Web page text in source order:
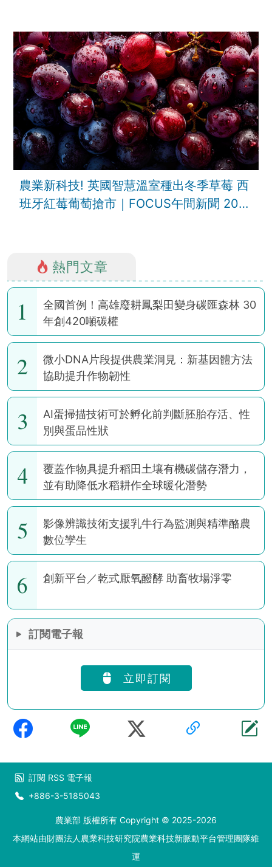
農業新科技! 英國智慧溫室種出冬季草莓 西
班牙紅莓葡萄搶市｜FOCUS午間新聞 202
熱門文章
1
全國首例！高雄廢耕鳳梨田變身碳匯森林 30
年創420噸碳權
2
微小DNA片段提供農業洞見：新基因體方法
協助提升作物韌性
3
AI蛋掃描技術可於孵化前判斷胚胎存活、性
別與蛋品性狀
4
覆蓋作物具提升稻田土壤有機碳儲存潛力，
並有助降低水稻耕作全球暖化潛勢
5
影像辨識技術支援乳牛行為監測與精準酪農
數位孿生
6 創新平台／乾式厭氧醱酵 助畜牧場淨零
訂閱電子報
立即訂閱
訂閱 RSS 電子報
+886-3-5185043
農業部 版權所有 Copyright © 2025-2026
本網站由財團法人農業科技研究院農業科技新脈動平台管理團隊維
運